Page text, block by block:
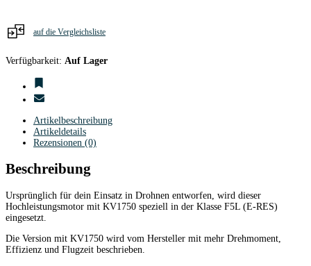
auf die Vergleichsliste
Verfügbarkeit: Auf Lager
Artikelbeschreibung
Artikeldetails
Rezensionen (0)
Beschreibung
Ursprünglich für dein Einsatz in Drohnen entworfen, wird dieser
Hochleistungsmotor mit KV1750 speziell in der Klasse F5L (E-RES)
eingesetzt.
Die Version mit KV1750 wird vom Hersteller mit mehr Drehmoment,
Effizienz und Flugzeit beschrieben.